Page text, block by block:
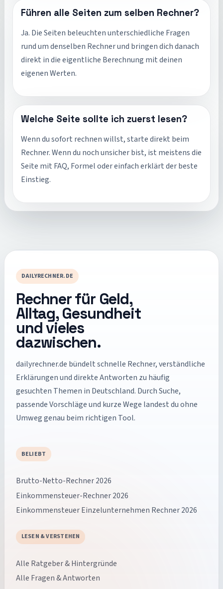
Führen alle Seiten zum selben Rechner?
Ja. Die Seiten beleuchten unterschiedliche Fragen
rund um denselben Rechner und bringen dich danach
direkt in die eigentliche Berechnung mit deinen
eigenen Werten.
Welche Seite sollte ich zuerst lesen?
Wenn du sofort rechnen willst, starte direkt beim
Rechner. Wenn du noch unsicher bist, ist meistens die
Seite mit FAQ, Formel oder einfach erklärt der beste
Einstieg.
DAILYRECHNER.DE
Rechner für Geld,
Alltag, Gesundheit
und vieles
dazwischen.
dailyrechner.de bündelt schnelle Rechner, verständliche
Erklärungen und direkte Antworten zu häufig
gesuchten Themen in Deutschland. Durch Suche,
passende Vorschläge und kurze Wege landest du ohne
Umweg genau beim richtigen Tool.
BELIEBT
Brutto-Netto-Rechner 2026
Einkommensteuer-Rechner 2026
Einkommensteuer Einzelunternehmen Rechner 2026
LESEN & VERSTEHEN
Alle Ratgeber & Hintergründe
Alle Fragen & Antworten